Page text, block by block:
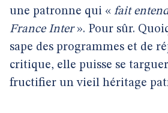
une patronne qui « fait
France Inter». Pour sûr.
sape des programmes et de
critique, elle puisse se
fructifier un vieil héritage